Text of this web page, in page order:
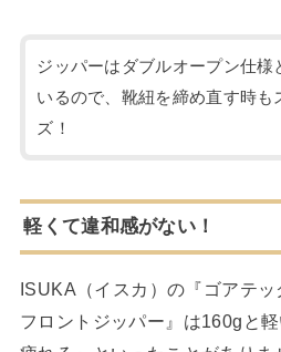
ジッパーはダブルオープン仕様
いるので、靴紐を締め直す時も
ズ！
軽くて違和感がない！
ISUKA（イスカ）の『ゴアテッ
フロントジッパー』は160gと